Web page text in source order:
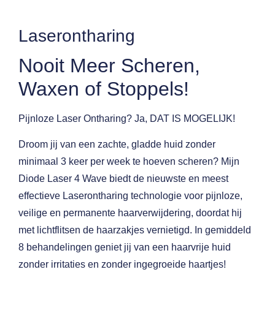
Laserontharing
Nooit Meer Scheren,
Waxen of Stoppels!
Pijnloze Laser Ontharing? Ja, DAT IS MOGELIJK!
Droom jij van een zachte, gladde huid zonder
minimaal 3 keer per week te hoeven scheren? Mijn
Diode Laser 4 Wave biedt de nieuwste en meest
effectieve Laserontharing technologie voor pijnloze,
veilige en permanente haarverwijdering, doordat hij
met lichtflitsen de haarzakjes vernietigd. In gemiddeld
8 behandelingen geniet jij van een haarvrije huid
zonder irritaties en zonder ingegroeide haartjes!